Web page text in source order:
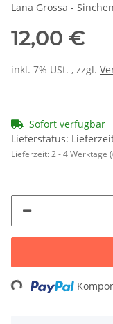
Lana Grossa -
12,00 €
inkl. 7% USt. , zzgl.
Sofort verfügbar
Lieferstatus:
Lieferzeit:2 - 4 Werktage